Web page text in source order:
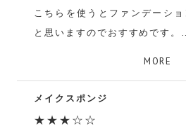
こちらを使うとファンデーシ
と思いますのでおすすめです。
MORE
メイクスポンジ
★★★☆☆